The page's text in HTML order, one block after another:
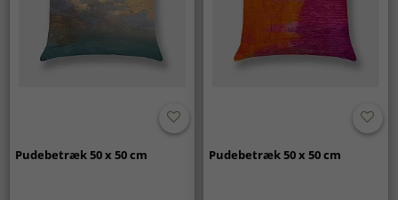
Pudebetræk 50 x 50 cm Pudebetræk 50 x 50 cm